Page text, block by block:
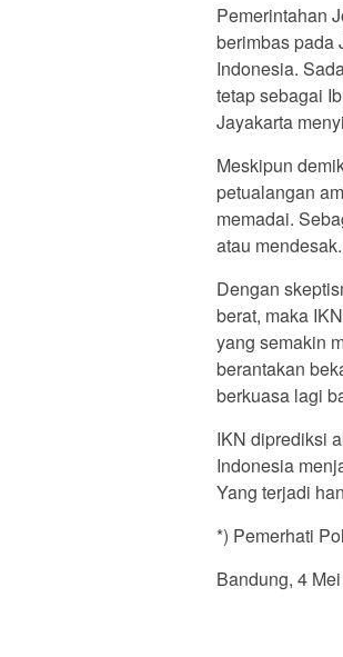
Pemerintahan
berimbas pada
Indonesia.
tetap sebagai
Jayakarta
Meskipun
petualangan
memadai.
atau
Dengan
berat, maka
yang semakin
berantakan
berkuasa lagi
IKN diprediksi
Indonesia
Yang terjadi
*) Pemerhati
Bandung, 4